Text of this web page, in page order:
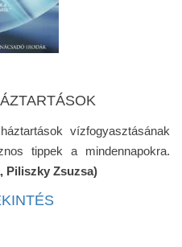
vízfogyasztásának
tippek a mindennapokra.
Piliszky Zsuzsa)